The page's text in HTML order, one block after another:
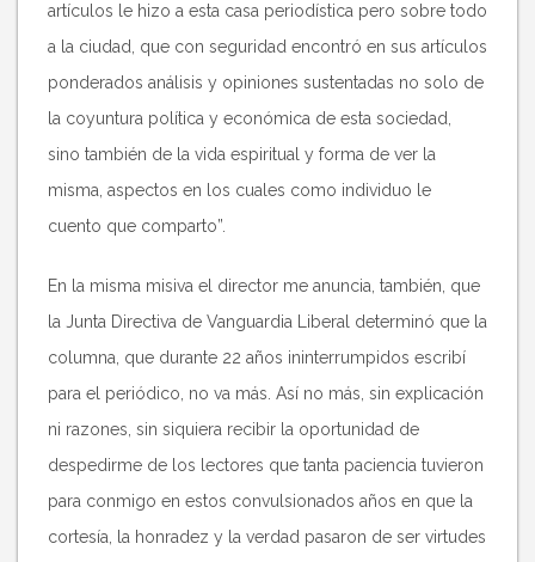
artículos le hizo a esta casa periodística pero sobre todo
a la ciudad, que con seguridad encontró en sus artículos
ponderados análisis y opiniones sustentadas no solo de
la coyuntura política y económica de esta sociedad,
sino también de la vida espiritual y forma de ver la
misma, aspectos en los cuales como individuo le
cuento que comparto”.
En la misma misiva el director me anuncia, también, que
la Junta Directiva de Vanguardia Liberal determinó que la
columna, que durante 22 años ininterrumpidos escribí
para el periódico, no va más. Así no más, sin explicación
ni razones, sin siquiera recibir la oportunidad de
despedirme de los lectores que tanta paciencia tuvieron
para conmigo en estos convulsionados años en que la
cortesía, la honradez y la verdad pasaron de ser virtudes